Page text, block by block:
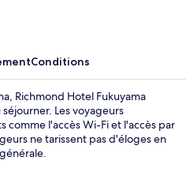
Conditions
Richmond Hotel Fukuyama
Les voyageurs
l'accès Wi-Fi et l'accès par
ne tarissent pas d'éloges en